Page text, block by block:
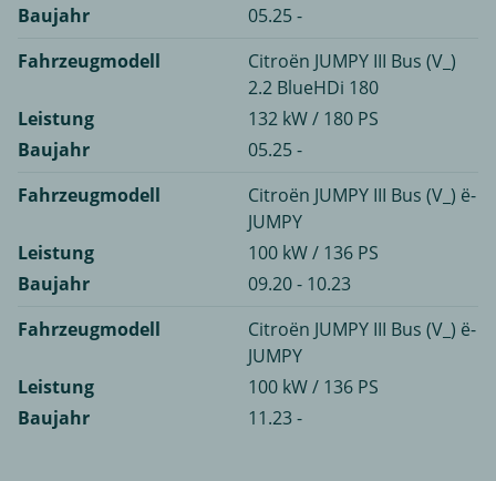
Baujahr
05.25 -
Fahrzeugmodell
Citroën JUMPY III Bus (V_)
2.2 BlueHDi 180
Leistung
132 kW / 180 PS
Baujahr
05.25 -
Fahrzeugmodell
Citroën JUMPY III Bus (V_) ë-
JUMPY
Leistung
100 kW / 136 PS
Baujahr
09.20 - 10.23
Fahrzeugmodell
Citroën JUMPY III Bus (V_) ë-
JUMPY
Leistung
100 kW / 136 PS
Baujahr
11.23 -